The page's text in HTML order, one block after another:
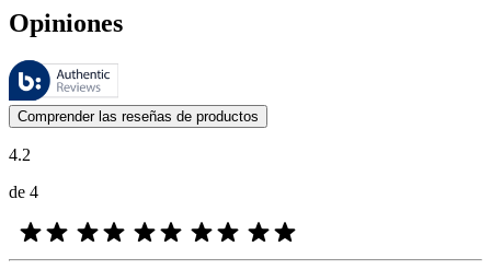
Opiniones
Estas reseñas las gestiona Bazaarvoice y cumplen con la política de
Las opiniones de los clientes en forma de reseñas de productos y
Comprender las reseñas de productos
4.2
de 4